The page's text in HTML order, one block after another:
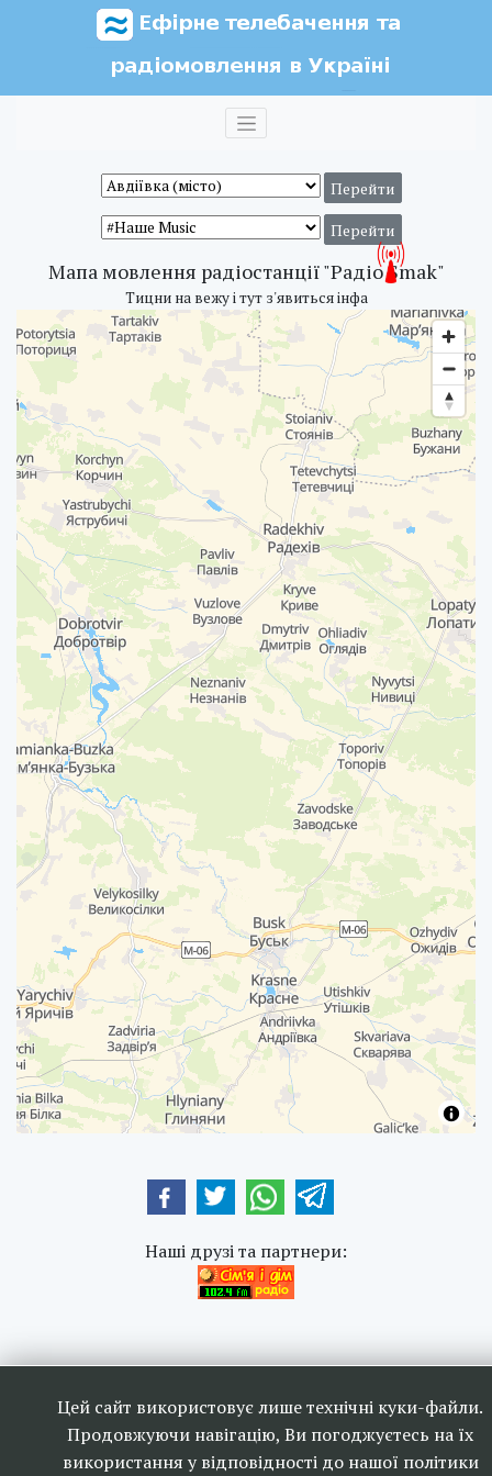
Мапа мовлення радіостанції "Радіо Smak"
Тицни на вежу і тут з'явиться інфа
Цей сайт використовує лише технічні куки-файли.
Продовжуючи навігацію, Ви погоджуєтесь на їх
використання у відповідності до нашої політики
Наші друзі та партнери:
радіомовлення в Україні 2006-
2026